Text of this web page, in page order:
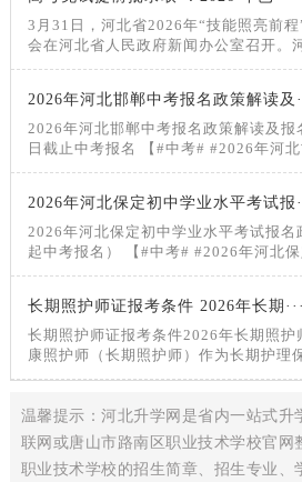
3月31日，河北省2026年“技能照亮前
会在河北省人民政府新闻办公室召开。
施“技能照亮前程”职业技能竞赛为进一
平，选树世赛国赛人才
2026年河北邯郸中考报名政策解读及
2026年河北邯郸中考报名政策解读及报
日截止中考报名 【#中考# #2026年河北
2026年河北保定初中学业水平考试报
2026年河北保定初中学业水平考试报名
起中考报名） 【#中考# #2026年河北保
长期照护师证报考条件 2026年长期···
长期照护师证报考条件2026年长期照护
康照护师（长期照护师）作为长期护理
温馨提示：河北升学网是省内一站式升
联网或唐山市路南区职业技术学校官网
职业技术学校的招生简章、招生专业、